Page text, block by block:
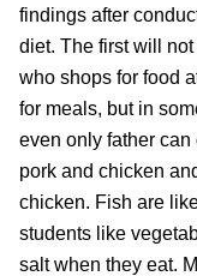
findings after
diet. The first will
who shops for food
for meals, but in
even only father
pork and chicken
chicken. Fish are
students like
salt when they eat.